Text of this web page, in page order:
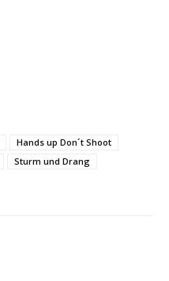
Hands up Don´t Shoot
Sturm und Drang